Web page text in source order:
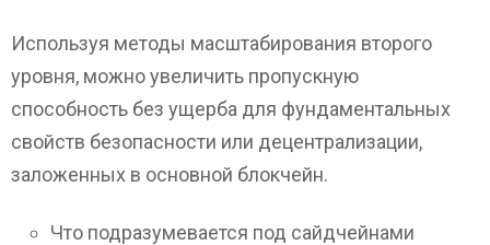
Используя методы масштабирования второго
уровня, можно увеличить пропускную
способность без ущерба для фундаментальных
свойств безопасности или децентрализации,
заложенных в основной блокчейн.
Что подразумевается под сайдчейнами